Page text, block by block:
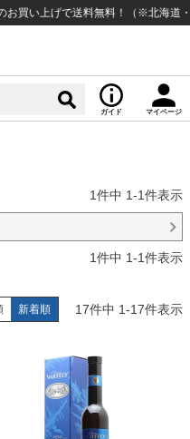
上げで送料無料！（※北海道・沖
ガイド マイページ
1件中 1-1件表示
1件中 1-1件表示
新着順 17件中 1-17件表示